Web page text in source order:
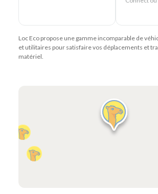
Loc Eco propose une gamme incomparable de
et utilitaires pour satisfaire vos déplacements et
matériel.